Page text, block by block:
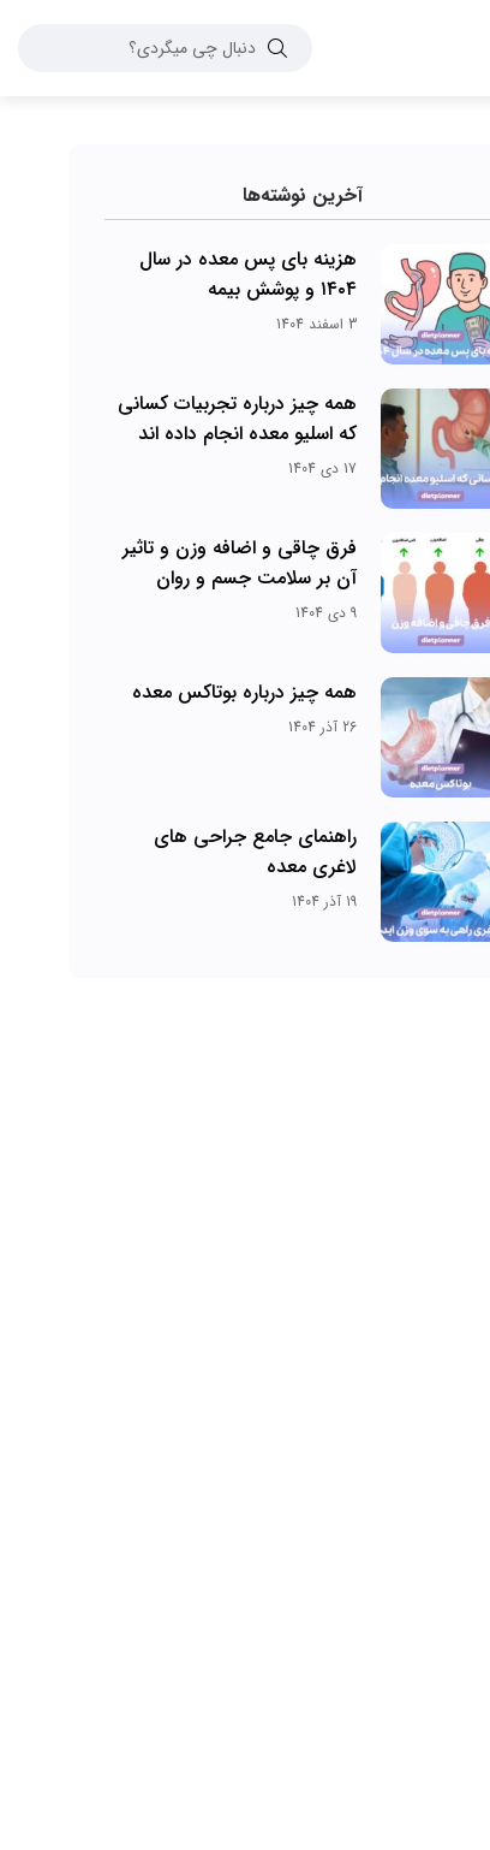
آخرین نوشته‌ها
هزینه بای پس معده در سال
۱۴۰۴ و پوشش بیمه
3 اسفند 1404
همه چیز درباره تجربیات کسانی
که اسلیو معده انجام داده اند
17 دی 1404
فرق چاقی و اضافه وزن و تاثیر
آن بر سلامت جسم و روان
9 دی 1404
همه چیز درباره بوتاکس معده
26 آذر 1404
راهنمای جامع جراحی های
لاغری معده
19 آذر 1404